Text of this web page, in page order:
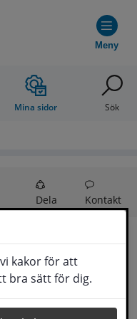
kakor för att
bra sätt för dig.
Meny
Mina sidor Sök
Dela Kontakt
förslag och